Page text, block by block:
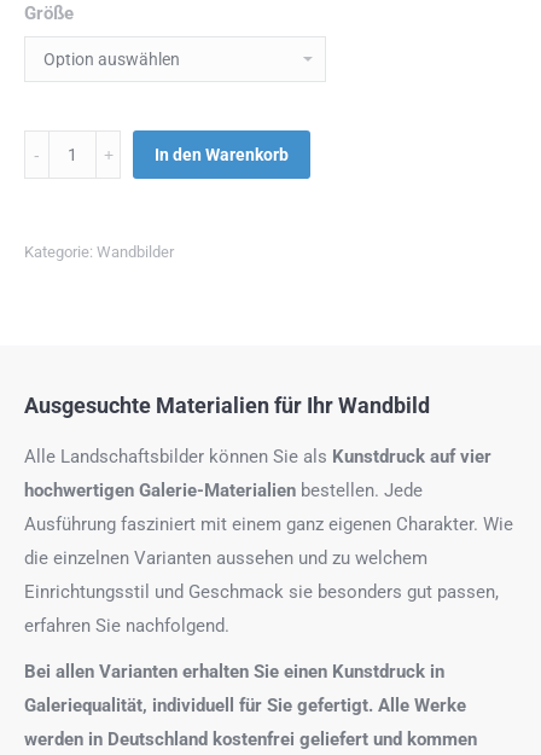
Größe
Menge In den Warenkorb
Kategorie: Wandbilder
Ausgesuchte Materialien für Ihr Wandbild
Alle Landschaftsbilder können Sie als Kunstdruck auf vier
hochwertigen Galerie-Materialien bestellen. Jede
Ausführung fasziniert mit einem ganz eigenen Charakter. Wie
die einzelnen Varianten aussehen und zu welchem
Einrichtungsstil und Geschmack sie besonders gut passen,
erfahren Sie nachfolgend.
Bei allen Varianten erhalten Sie einen Kunstdruck in
Galeriequalität, individuell für Sie gefertigt. Alle Werke
werden in Deutschland kostenfrei geliefert und kommen